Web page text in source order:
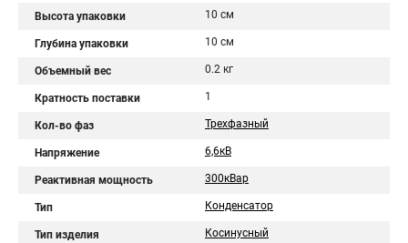
Высота упаковки 10 см
Глубина упаковки 10 см
Объемный вес 0.2 кг
Кратность поставки 1
Кол-во фаз Трехфазный
Напряжение 6,6кВ
Реактивная мощность 300кВар
Тип Конденсатор
Тип изделия Косинусный